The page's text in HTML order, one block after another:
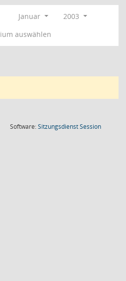
Januar
2003
auswählen
Software:SitzungsdienstSession(Wird in